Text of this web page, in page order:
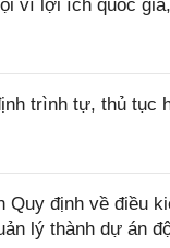
vì lợi ích quốc
trình tự, thủ tục
Quy định về điều
lý thành dự án